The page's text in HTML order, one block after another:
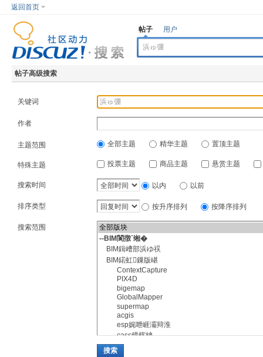
返回首页
帖子 用户
帖子高级搜索
关键词
作者
主题范围 全部主题 精华主题 置顶主题
特殊主题 投票主题 商品主题 悬赏主题
搜索时间 以内 以前
排序类型 按升序排列 按降序排列
搜索范围
搜索